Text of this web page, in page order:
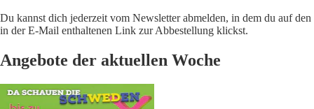
Du kannst dich jederzeit vom Newsletter abmelden, in dem du auf den
in der E-Mail enthaltenen Link zur Abbestellung klickst.
Angebote der aktuellen Woche